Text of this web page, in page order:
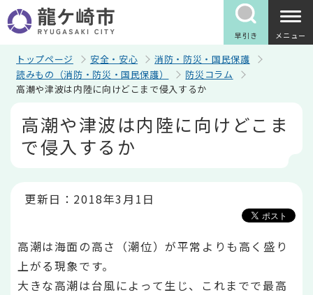
の
ペ
早引き メニュー
トップページ 安全・安心
消防・防災・国民保護
読みもの（消防・防災・国民保護）
防災コラム
高潮や津波は内陸に向けどこまで侵入するか
高潮や津波は内陸に向けどこま
で侵入するか
更新日：2018年3月1日
高潮は海面の高さ（潮位）が平常よりも高く盛り
上がる現象です。
大きな高潮は台風によって生じ、これまでで最高